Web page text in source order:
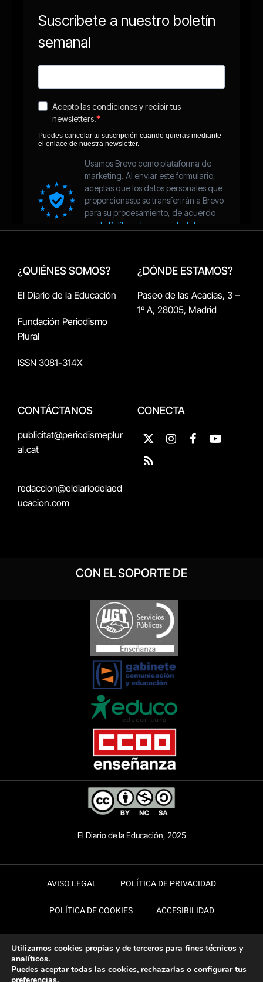
¿QUIÉNES SOMOS?
El Diario de la Educación
Fundación Periodismo
Plural
ISSN 3081-314X
¿DÓNDE ESTAMOS?
Paseo de las Acacias, 3 –
1º A, 28005, Madrid
CONTÁCTANOS
publicitat@periodismeplur
al.cat
redaccion@eldiariodelaed
ucacion.com
CONECTA
X
(Twitter)
InstagramFacebookYouTube
RSS
CON EL SOPORTE DE
El Diario de la Educación, 2025
AVISO LEGAL POLÍTICA DE PRIVACIDAD
POLÍTICA DE COOKIES ACCESIBILIDAD
Utilizamos cookies propias y de terceros para fines técnicos y
analíticos.
Puedes aceptar todas las cookies, rechazarlas o configurar tus